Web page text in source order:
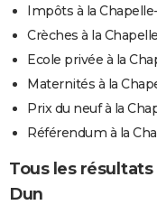
Impôts à la
Crèches à la
Ecole privée à la
Maternités à la
Prix du neuf à la
Référendum à la
Tous les
Dun